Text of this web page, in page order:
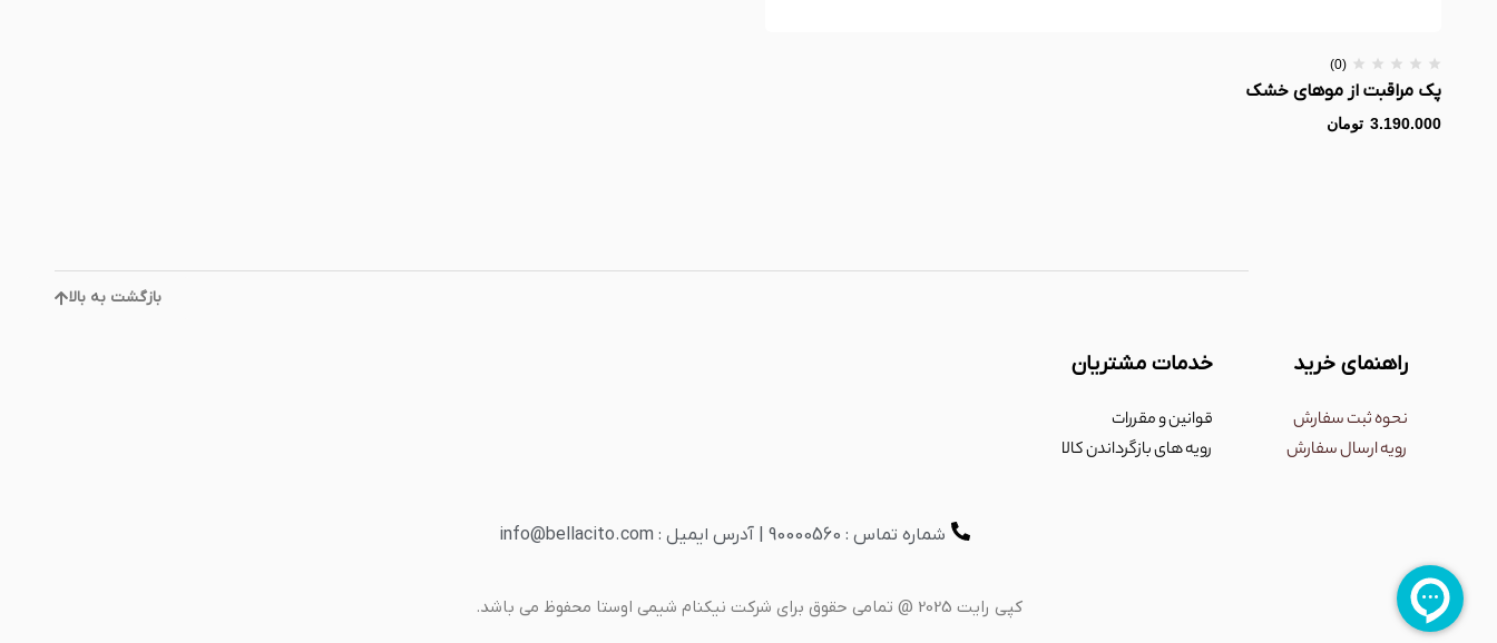
(0)
پک مراقبت از موهای خشک
3.190.000 تومان
بازگشت به بالا
راهنمای خرید
نحوه ثبت سفارش
رویه ارسال سفارش
خدمات مشتریان
قوانین و مقررات
رویه های بازگرداندن کالا
شماره تماس : 90000560 | آدرس ایمیل : info@bellacito.com
کپی رایت 2025 @ تمامی حقوق برای شرکت نیکنام شیمی اوستا محفوظ می باشد.